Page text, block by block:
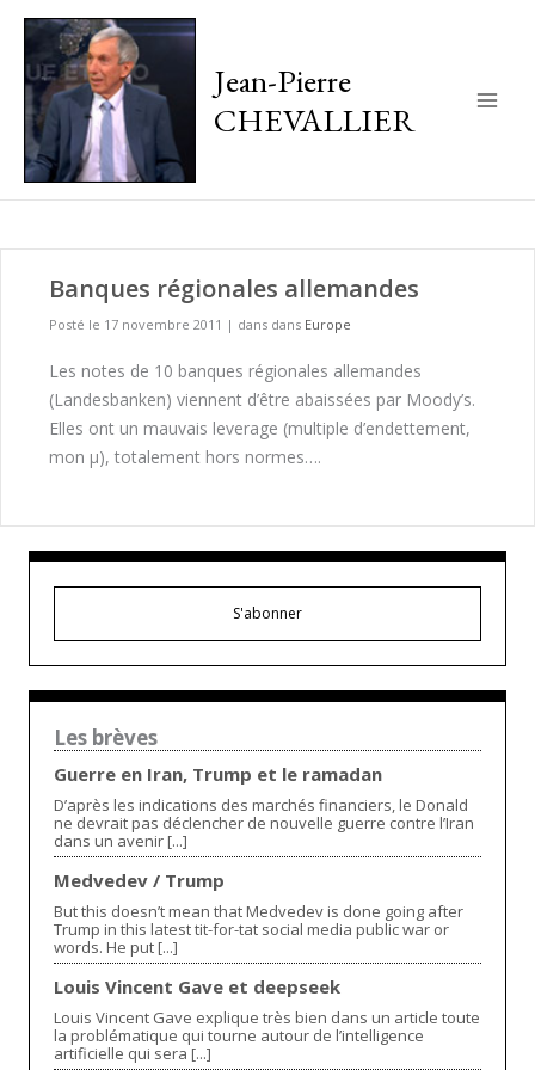
Jean-Pierre
CHEVALLIER
Banques régionales allemandes
Posté le 17 novembre 2011 | dans dans Europe
Les notes de 10 banques régionales allemandes
(Landesbanken) viennent d’être abaissées par Moody’s.
Elles ont un mauvais leverage (multiple d’endettement,
mon µ), totalement hors normes….
S'abonner
Les brèves
Guerre en Iran, Trump et le ramadan
D’après les indications des marchés financiers, le Donald
ne devrait pas déclencher de nouvelle guerre contre l’Iran
dans un avenir [...]
Medvedev / Trump
But this doesn’t mean that Medvedev is done going after
Trump in this latest tit-for-tat social media public war or
words. He put [...]
Louis Vincent Gave et deepseek
Louis Vincent Gave explique très bien dans un article toute
la problématique qui tourne autour de l’intelligence
artificielle qui sera [...]